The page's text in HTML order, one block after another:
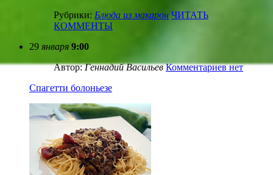
Рубрики: Блюда из макарон ЧИТАТЬ
КОММЕНТЫ
29 января 9:00
Автор: Геннадий Васильев Комментариев нет
Спагетти болоньезе